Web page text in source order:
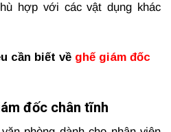
hợp với các vật dụng khác
cần biết về ghế giám đốc
đốc chân tĩnh